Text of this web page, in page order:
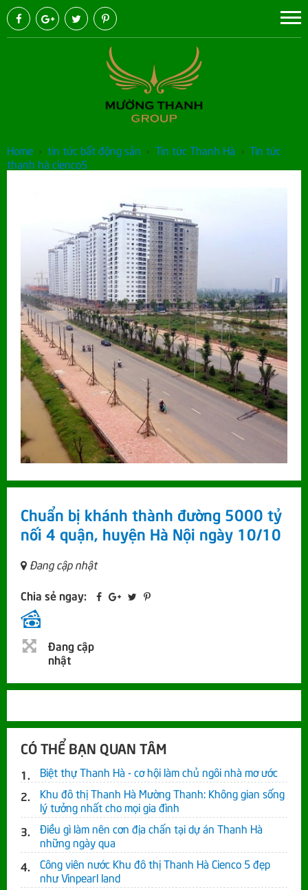
Home › tin tức bất động sản › Tin tức Thanh Hà › Tin tức
thanh hà cienco5
Chuẩn bị khánh thành đường 5000 tỷ
nối 4 quận, huyện Hà Nội ngày 10/10
Đang cập nhật
Chia sẻ ngay:
Đang cập
nhật
CÓ THỂ BẠN QUAN TÂM
Biệt thự Thanh Hà - cơ hội làm chủ ngôi nhà mơ ước
Khu đô thị Thanh Hà Mường Thanh: Không gian sống
lý tưởng nhất cho mọi gia đình
Điều gì làm nên cơn địa chấn tại dự án Thanh Hà
những ngày qua
Công viên nước Khu đô thị Thanh Hà Cienco 5 đẹp
như Vinpearl land